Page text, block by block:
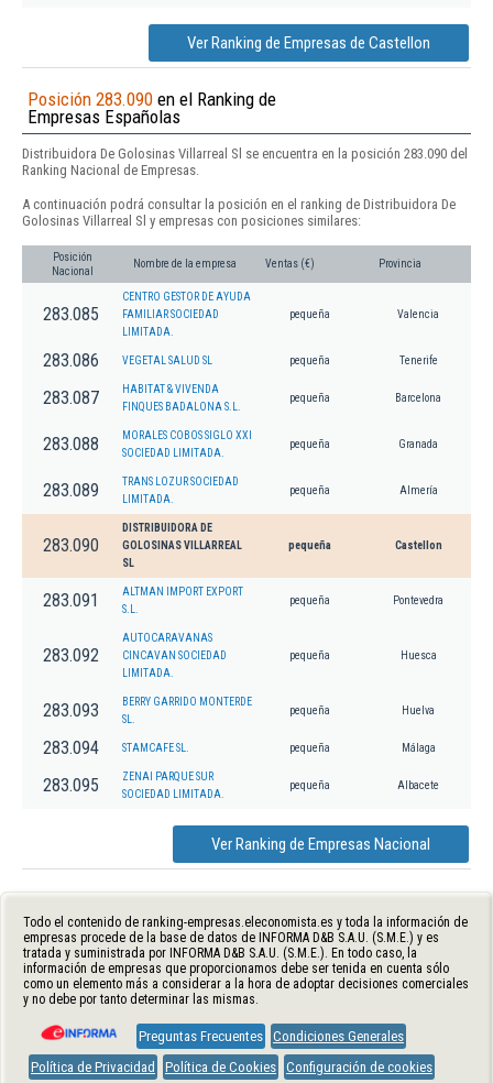
Ver Ranking de Empresas de Castellon
Posición 283.090 en el Ranking de
Empresas Españolas
Distribuidora De Golosinas Villarreal Sl se encuentra en la posición 283.090 del
Ranking Nacional de Empresas.
A continuación podrá consultar la posición en el ranking de Distribuidora De
Golosinas Villarreal Sl y empresas con posiciones similares:
Posición
Nacional
Nombre de la empresa Ventas (€) Provincia
283.085
CENTRO GESTOR DE AYUDA
FAMILIAR SOCIEDAD
LIMITADA.
pequeña Valencia
283.086 VEGETAL SALUD SL pequeña Tenerife
283.087
HABITAT & VIVENDA
FINQUES BADALONA S.L.
pequeña Barcelona
283.088
MORALES COBOS SIGLO XXI
SOCIEDAD LIMITADA.
pequeña Granada
283.089
TRANS LOZUR SOCIEDAD
LIMITADA.
pequeña Almería
283.090
DISTRIBUIDORA DE
GOLOSINAS VILLARREAL
SL
pequeña Castellon
283.091
ALTMAN IMPORT EXPORT
S.L.
pequeña Pontevedra
283.092
AUTOCARAVANAS
CINCAVAN SOCIEDAD
LIMITADA.
pequeña Huesca
283.093
BERRY GARRIDO MONTERDE
SL.
pequeña Huelva
283.094 STAMCAFE SL. pequeña Málaga
283.095
ZENAI PARQUE SUR
SOCIEDAD LIMITADA.
pequeña Albacete
Ver Ranking de Empresas Nacional
Todo el contenido de ranking-empresas.eleconomista.es y toda la información de
empresas procede de la base de datos de INFORMA D&B S.A.U. (S.M.E.) y es
tratada y suministrada por INFORMA D&B S.A.U. (S.M.E.). En todo caso, la
información de empresas que proporcionamos debe ser tenida en cuenta sólo
como un elemento más a considerar a la hora de adoptar decisiones comerciales
y no debe por tanto determinar las mismas.
Preguntas Frecuentes Condiciones Generales
Política de Privacidad
Política de Cookies Configuración de cookies